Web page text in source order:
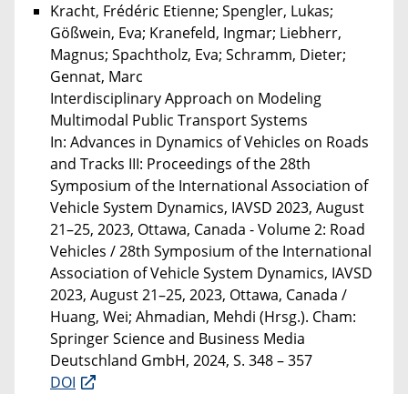
Kracht, Frédéric Etienne; Spengler, Lukas;
Gößwein, Eva; Kranefeld, Ingmar; Liebherr,
Magnus; Spachtholz, Eva; Schramm, Dieter;
Gennat, Marc
Interdisciplinary Approach on Modeling
Multimodal Public Transport Systems
In: Advances in Dynamics of Vehicles on Roads
and Tracks III: Proceedings of the 28th
Symposium of the International Association of
Vehicle System Dynamics, IAVSD 2023, August
21–25, 2023, Ottawa, Canada - Volume 2: Road
Vehicles / 28th Symposium of the International
Association of Vehicle System Dynamics, IAVSD
2023, August 21–25, 2023, Ottawa, Canada /
Huang, Wei; Ahmadian, Mehdi (Hrsg.). Cham:
Springer Science and Business Media
Deutschland GmbH, 2024, S. 348 – 357
DOI